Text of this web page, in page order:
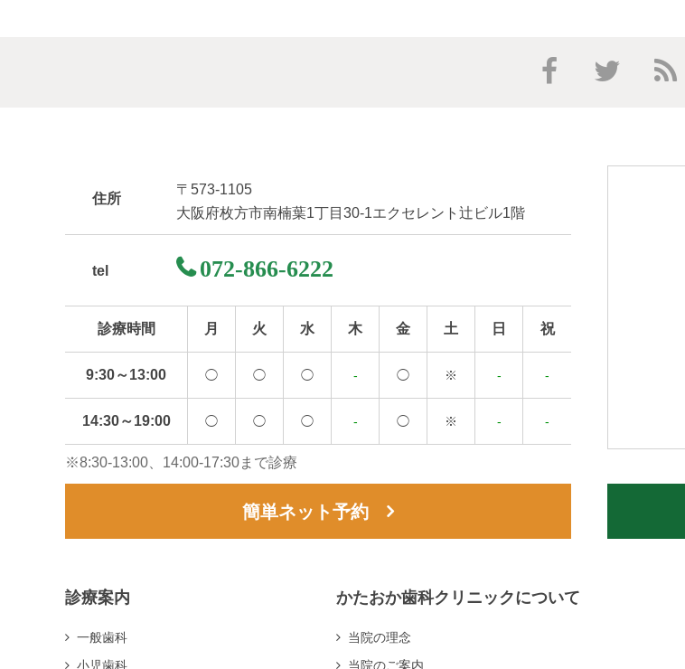
住所
〒573-1105
大阪府枚方市南楠葉1丁目30-1エクセレント辻ビル1階
tel 072-866-6222
診療時間 月 火 水 木 金 土 日 祝
9:30～13:00 ◯ ◯ ◯ - ◯ ※ - -
14:30～19:00 ◯ ◯ ◯ - ◯ ※ - -
※8:30-13:00、14:00-17:30まで診療
簡単ネット予約
診療案内
一般歯科
小児歯科
かたおか歯科クリニックについて
当院の理念
当院のご案内